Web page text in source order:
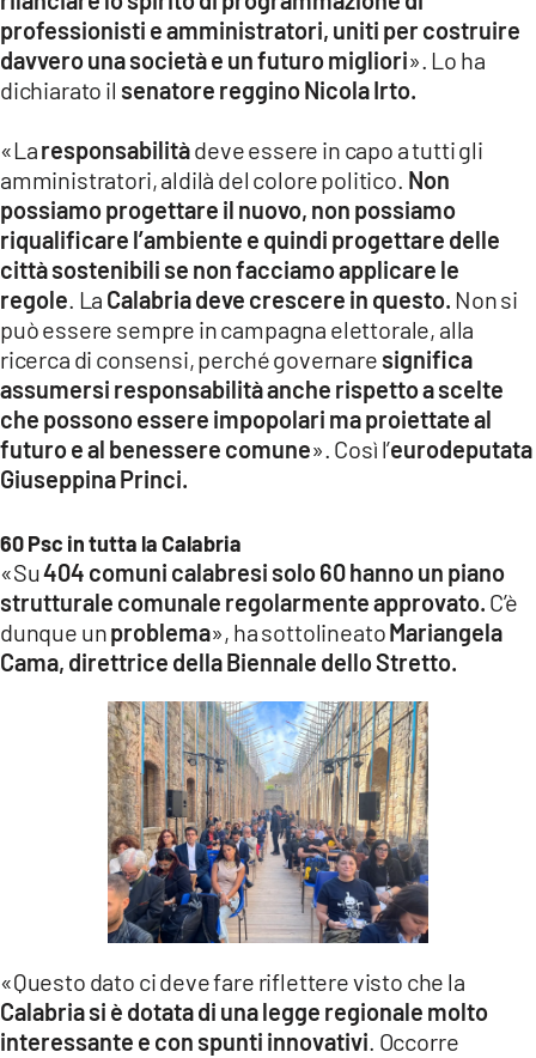
professionisti e amministratori, uniti per costruire
davvero una società e un futuro migliori». Lo ha
dichiarato il senatore reggino Nicola Irto.
«Laresponsabilitàdeve essere in capo a tutti gli
amministratori, aldilà del colore politico. Non
possiamo progettare il nuovo, non possiamo
riqualificare l’ambiente e quindi progettare delle
città sostenibili se non facciamo applicare le
regole. La Calabria deve crescere in questo. Non si
può essere sempre in campagna elettorale, alla
ricerca di consensi, perché governare significa
assumersi responsabilità anche rispetto a scelte
che possono essere impopolari ma proiettate al
futuro e al benessere comune». Così l’eurodeputata
Giuseppina Princi.
60 Psc in tutta la Calabria
«Su404 comuni calabresi solo 60 hanno un piano
strutturale comunale regolarmente approvato. C’è
dunque unproblema», ha sottolineatoMariangela
Cama, direttrice della Biennale dello Stretto.
«Questo dato ci deve fare riflettere visto che la
Calabria si è dotata di una legge regionale molto
interessante e con spunti innovativi. Occorre